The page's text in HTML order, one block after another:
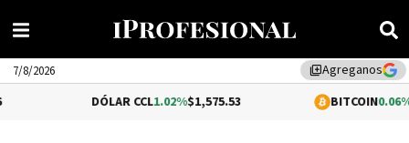
library_addAgreganos
7/8/2026
1.02%$1,575.53 0.06%$64,310.03